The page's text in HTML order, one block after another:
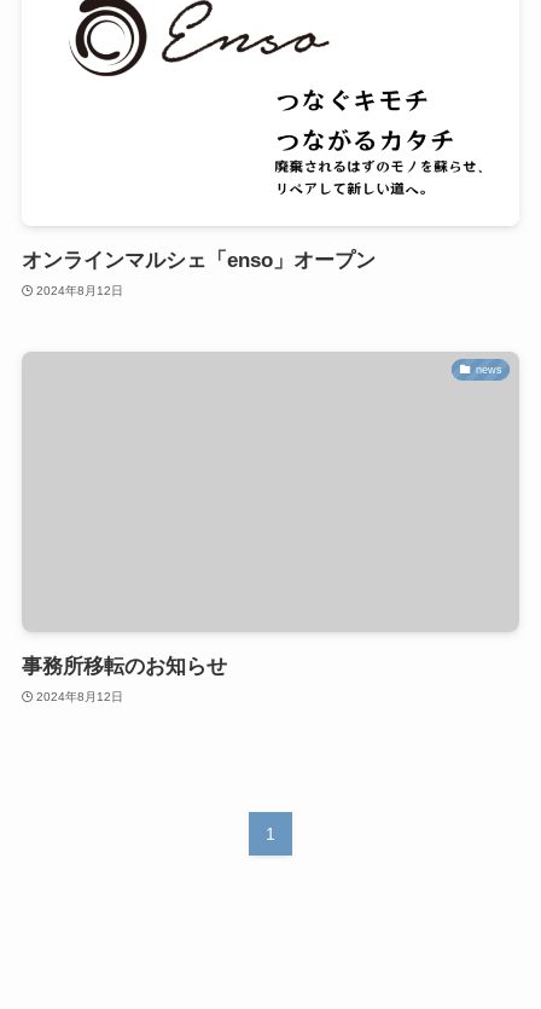
オンラインマルシェ「enso」オープン
2024年8月12日
news
事務所移転のお知らせ
2024年8月12日
1